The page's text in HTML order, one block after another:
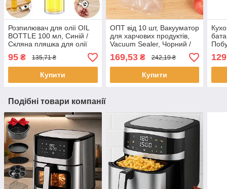
Розпилювач для олії OIL
BOTTLE 100 мл, Синій /
Скляна пляшка для олії
95 ₴ 135,71 ₴
Купити
ОПТ від 10 шт, Вакууматор
для харчових продуктів,
Vacuum Sealer, Чорний /
для їжі
169,53₴ 242,19 ₴
Купити
Подібні товари компанії